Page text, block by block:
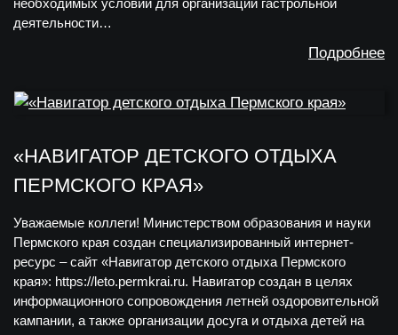
необходимых условий для организации гастрольной
деятельности…
Подробнее
«НАВИГАТОР ДЕТСКОГО ОТДЫХА
ПЕРМСКОГО КРАЯ»
Уважаемые коллеги! Министерством образования и науки
Пермского края создан специализированный интернет-
ресурс – сайт «Навигатор детского отдыха Пермского
края»: https://leto.permkrai.ru. Навигатор создан в целях
информационного сопровождения летней оздоровительной
кампании, а также организации досуга и отдыха детей на